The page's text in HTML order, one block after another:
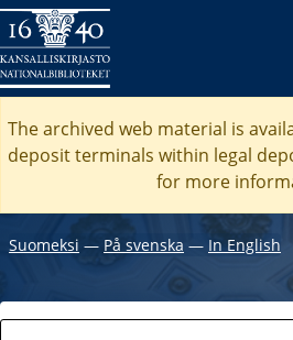
The archived web material is
deposit terminals within legal
for more
Suomeksi ― På svenska ― In English